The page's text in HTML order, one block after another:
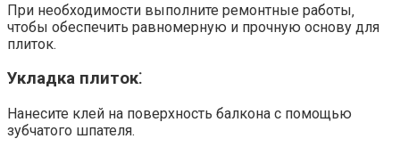
При необходимости выполните ремонтные работы‚
чтобы обеспечить равномерную и прочную основу для
плиток.​
Укладка плиток⁚
Нанесите клей на поверхность балкона с помощью
зубчатого шпателя.​